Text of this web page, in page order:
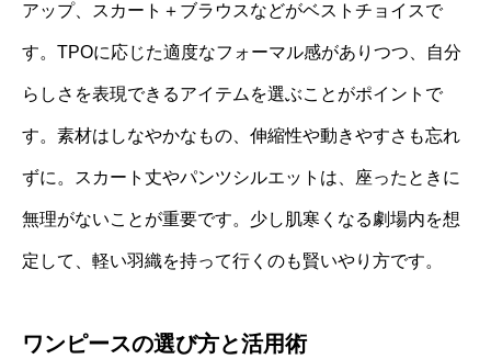
アップ、スカート＋ブラウスなどがベストチョイスで
す。TPOに応じた適度なフォーマル感がありつつ、自分
らしさを表現できるアイテムを選ぶことがポイントで
す。素材はしなやかなもの、伸縮性や動きやすさも忘れ
ずに。スカート丈やパンツシルエットは、座ったときに
無理がないことが重要です。少し肌寒くなる劇場内を想
定して、軽い羽織を持って行くのも賢いやり方です。
ワンピースの選び方と活用術